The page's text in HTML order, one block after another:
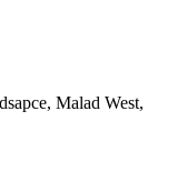
Malad West,